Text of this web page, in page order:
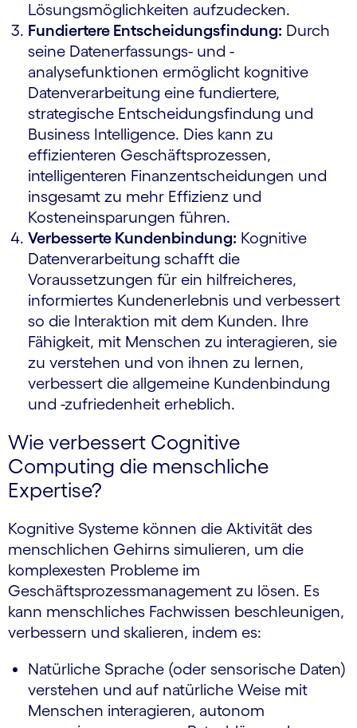
Lösungsmöglichkeiten aufzudecken.
Fundiertere Entscheidungsfindung: Durch
seine Datenerfassungs- und -
analysefunktionen ermöglicht kognitive
Datenverarbeitung eine fundiertere,
strategische Entscheidungsfindung und
Business Intelligence. Dies kann zu
effizienteren Geschäftsprozessen,
intelligenteren Finanzentscheidungen und
insgesamt zu mehr Effizienz und
Kosteneinsparungen führen.
Verbesserte Kundenbindung: Kognitive
Datenverarbeitung schafft die
Voraussetzungen für ein hilfreicheres,
informiertes Kundenerlebnis und verbessert
so die Interaktion mit dem Kunden. Ihre
Fähigkeit, mit Menschen zu interagieren, sie
zu verstehen und von ihnen zu lernen,
verbessert die allgemeine Kundenbindung
und -zufriedenheit erheblich.
Wie verbessert Cognitive
Computing die menschliche
Expertise?
Kognitive Systeme können die Aktivität des
menschlichen Gehirns simulieren, um die
komplexesten Probleme im
Geschäftsprozessmanagement zu lösen. Es
kann menschliches Fachwissen beschleunigen,
verbessern und skalieren, indem es:
Natürliche Sprache (oder sensorische Daten)
verstehen und auf natürliche Weise mit
Menschen interagieren, autonom